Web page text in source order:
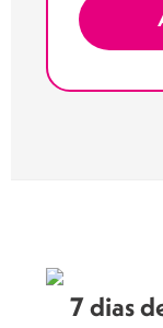
7 dias